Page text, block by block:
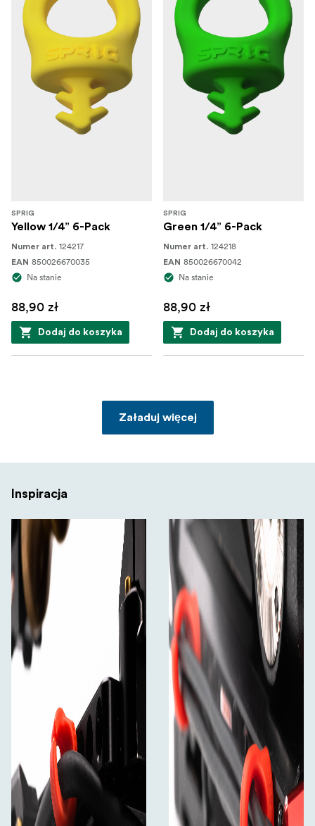
SPRIG
Yellow 1/4” 6-Pack
Numer art. 124217
EAN 850026670035
Na stanie
88,90 zł
Dodaj do koszyka
SPRIG
Green 1/4” 6-Pack
Numer art. 124218
EAN 850026670042
Na stanie
88,90 zł
Dodaj do koszyka
Załaduj więcej
Inspiracja